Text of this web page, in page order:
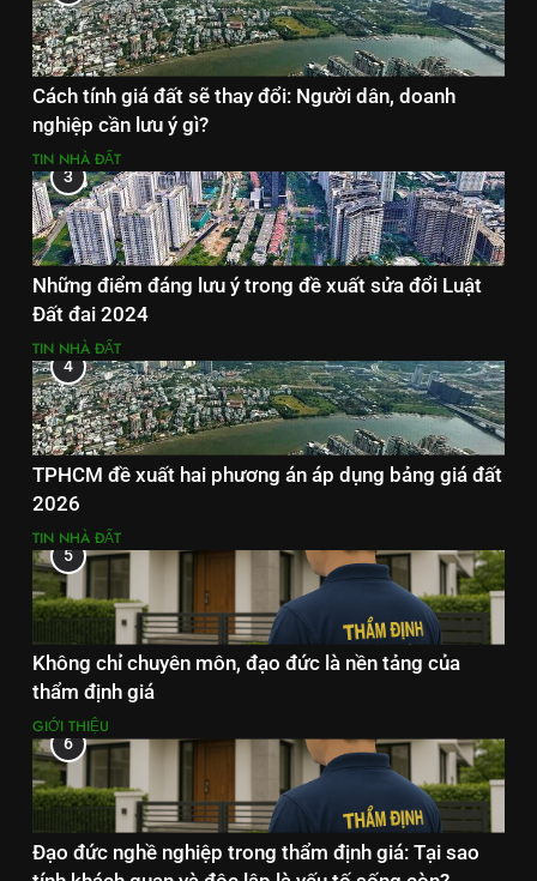
Cách tính giá đất sẽ thay đổi: Người dân, doanh
nghiệp cần lưu ý gì?
TIN NHÀ ĐẤT
3
Những điểm đáng lưu ý trong đề xuất sửa đổi Luật
Đất đai 2024
TIN NHÀ ĐẤT
4
TPHCM đề xuất hai phương án áp dụng bảng giá đất
2026
TIN NHÀ ĐẤT
5
Không chỉ chuyên môn, đạo đức là nền tảng của
thẩm định giá
GIỚI THIỆU
6
Đạo đức nghề nghiệp trong thẩm định giá: Tại sao